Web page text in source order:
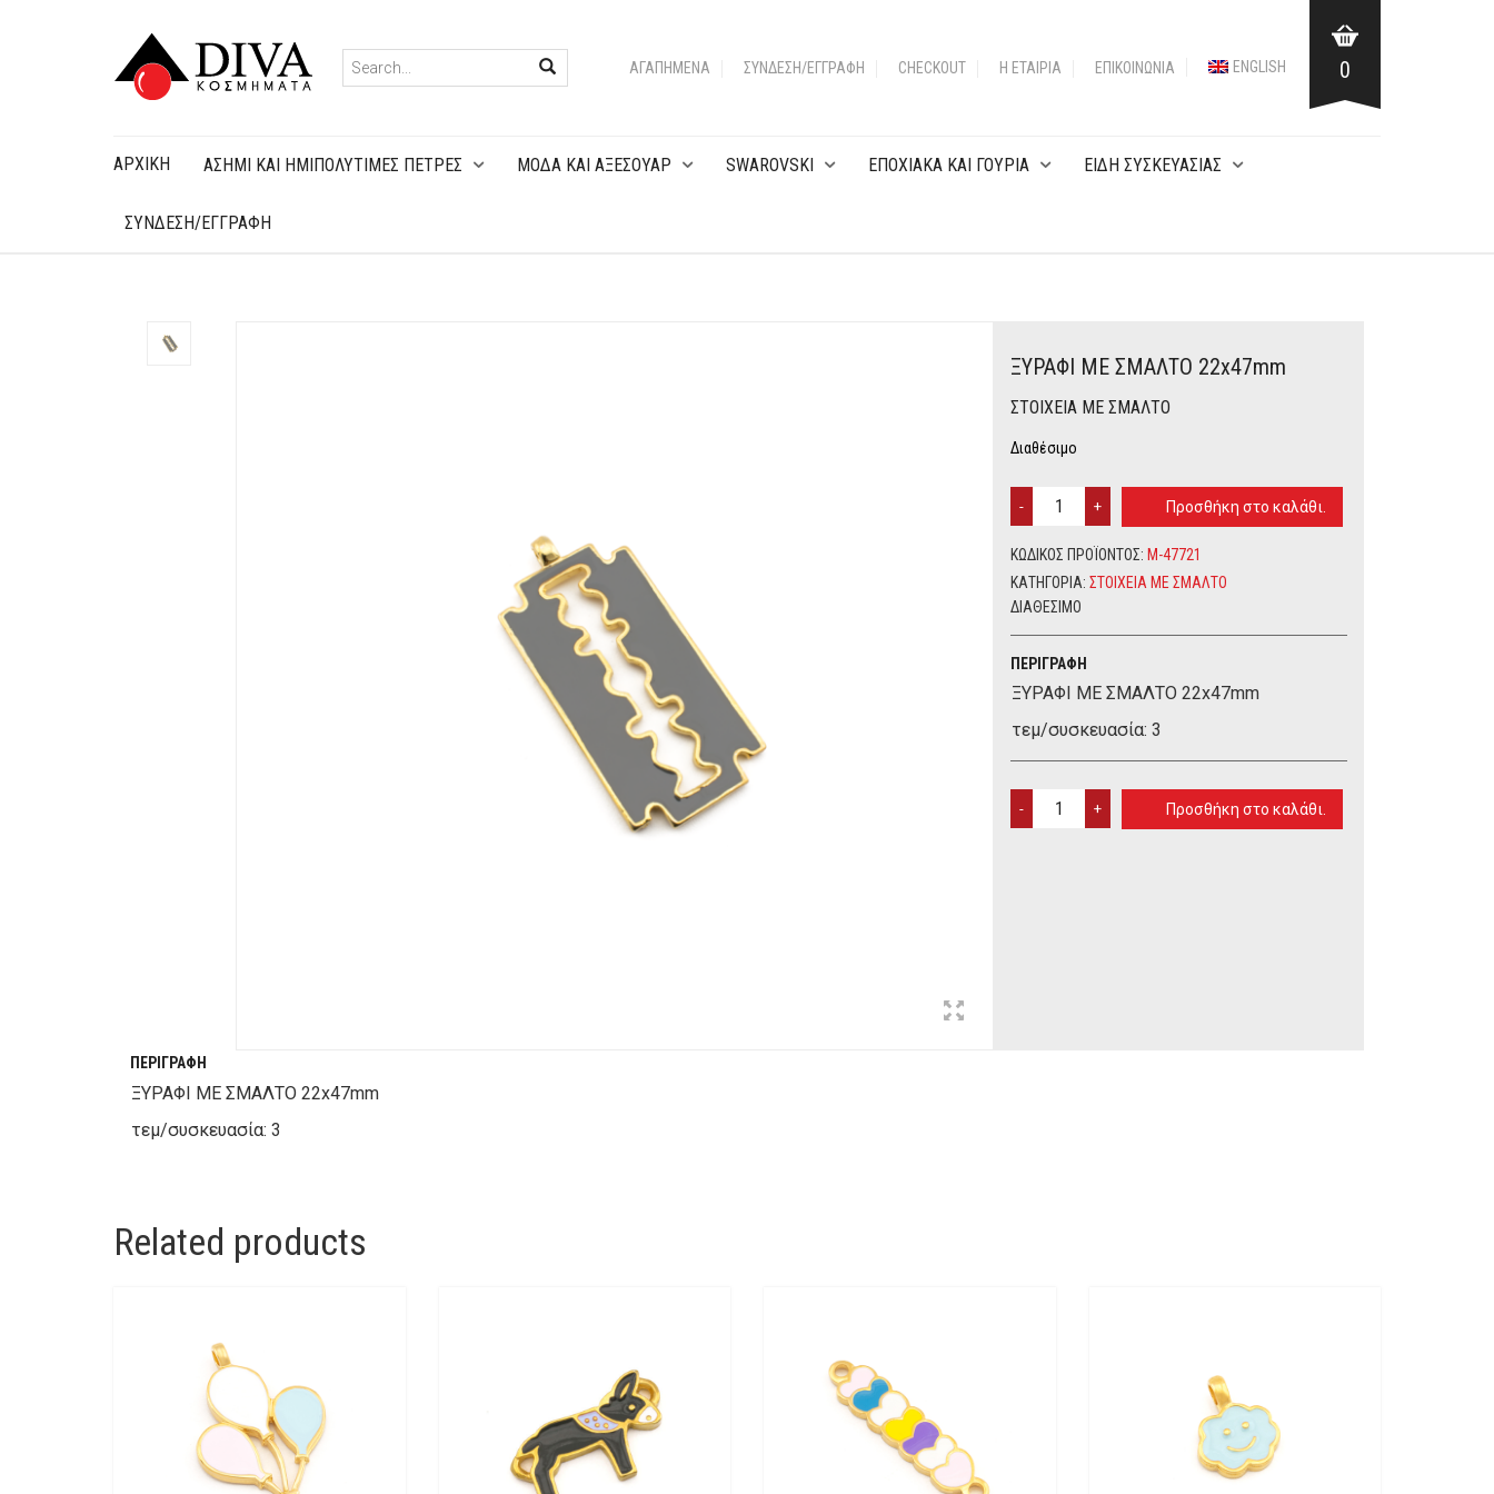
ΑΓΑΠΗΜΈΝΑ ΣΎΝΔΕΣΗ/ΕΓΓΡΑΦΉ CHECKOUT Η ΕΤΑΙΡΙΑ ΕΠΙΚΟΙΝΩΝΊΑ ENGLISH 0
ΑΡΧΙΚΉ ΑΣΗΜΙ ΚΑΙ ΗΜΙΠΟΛΥΤΙΜΕΣ ΠΕΤΡΕΣ MOΔA KAI ΑΞΕΣΟΥΑΡ SWAROVSKI EΠOXIAKA KAI ΓΟΥΡΙΑ ΕΙΔΗ ΣΥΣΚΕΥΑΣΙΑΣ
ΣΥΝΔΕΣΗ/ΕΓΓΡΑΦΗ
ΞΥΡΑΦΙ ΜΕ ΣΜΑΛΤΟ 22x47mm
ΣΤΟΙΧΕΙΑ ME ΣΜΑΛΤΟ
Διαθέσιμο
22X47MM
QUANTITY
Προσθήκη στο καλάθι.
ΚΩΔΙΚΌΣ ΠΡΟΪΌΝΤΟΣ: M-47721
ΚΑΤΗΓΟΡΊΑ: ΣΤΟΙΧΕΙΑ ME ΣΜΑΛΤΟ
ΔΙΑΘΈΣΙΜΟ
ΠΕΡΙΓΡΑΦΉ
ΞΥΡΑΦΙ ΜΕ ΣΜΑΛΤΟ 22x47mm
τεμ/συσκευασία: 3
Προσθήκη στο καλάθι.
ΠΕΡΙΓΡΑΦΉ
ΞΥΡΑΦΙ ΜΕ ΣΜΑΛΤΟ 22x47mm
τεμ/συσκευασία: 3
Related products